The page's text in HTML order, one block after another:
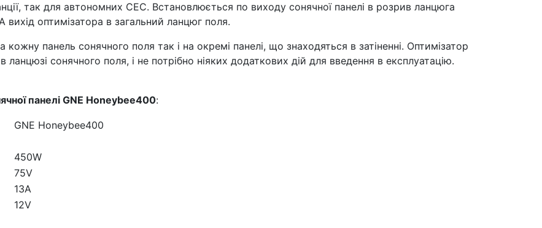
так для автономних СЕС. Встановлюється по виходу сонячної панелі в розрив ланцюга
вихід оптимізатора в загальний ланцюг поля.
панель сонячного поля так і на окремі панелі, що знаходяться в затіненні. Оптимізатор
сонячного поля, і не потрібно ніяких додаткових дій для введення в експлуатацію.
панелі GNE Honeybee400:
GNE Honeybee400
450W
75V
13A
12V